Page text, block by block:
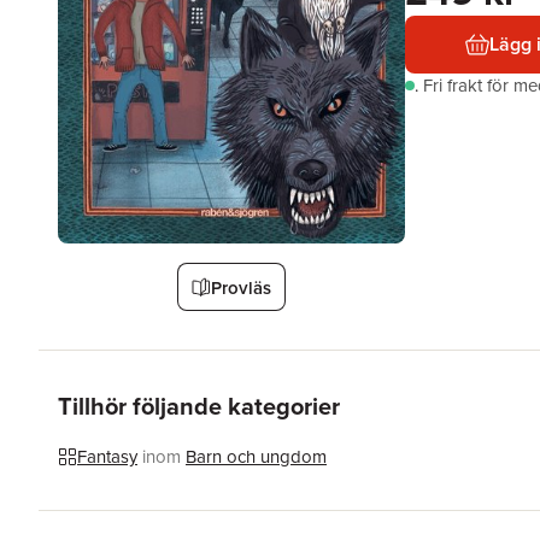
Provläs
Lägg
. Fri frakt för
Tillhör följande kategorier
Fantasy inom Barn och ungdom